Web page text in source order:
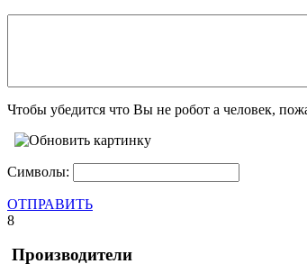
Чтобы убедится что Вы не робот а человек,
Символы:
ОТПРАВИТЬ
8
Производители